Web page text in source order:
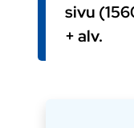
sivu
+ alv.